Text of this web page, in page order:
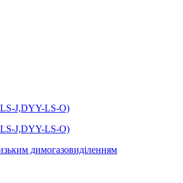
J,DYY-LS-O)
J,DYY-LS-O)
димогазовиділенням